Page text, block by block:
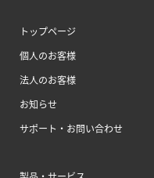
トップページ
個人のお客様
法人のお客様
お知らせ
サポート・お問い合わせ